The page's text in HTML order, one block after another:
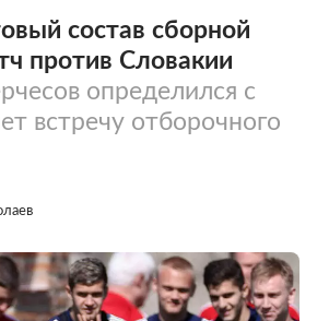
состав сборной
против Словакии
определился с
встречу отборочного